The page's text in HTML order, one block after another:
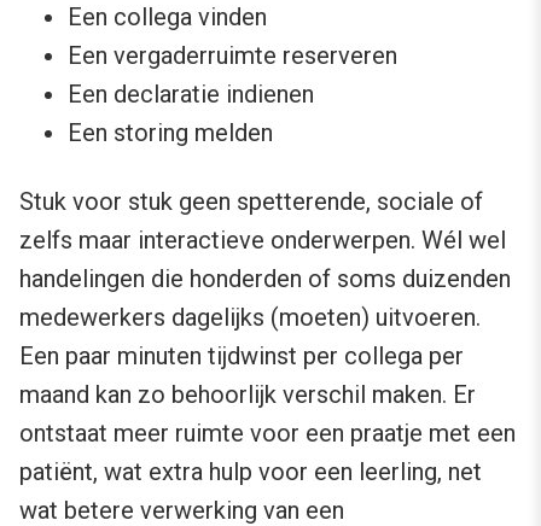
Een collega vinden
Een vergaderruimte reserveren
Een declaratie indienen
Een storing melden
Stuk voor stuk geen spetterende, sociale of
zelfs maar interactieve onderwerpen. Wél wel
handelingen die honderden of soms duizenden
medewerkers dagelijks (moeten) uitvoeren.
Een paar minuten tijdwinst per collega per
maand kan zo behoorlijk verschil maken. Er
ontstaat meer ruimte voor een praatje met een
patiënt, wat extra hulp voor een leerling, net
wat betere verwerking van een